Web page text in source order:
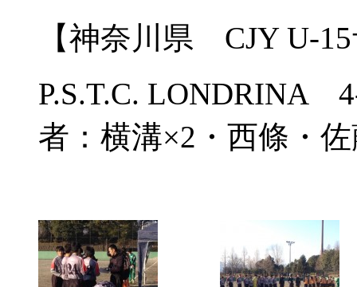
【神奈川県 CJY U-
P.S.T.C.
者：横溝×2・西條・